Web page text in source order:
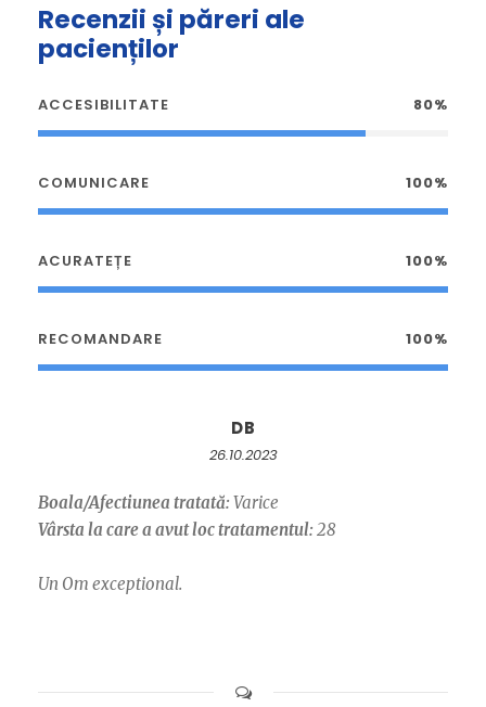
Recenzii și păreri ale
pacienților
ACCESIBILITATE 80%
COMUNICARE 100%
ACURATEȚE 100%
RECOMANDARE 100%
DB
26.10.2023
Boala/Afectiunea tratată: Varice
Vârsta la care a avut loc tratamentul: 28
Un Om exceptional.